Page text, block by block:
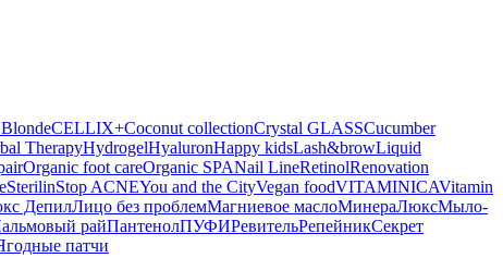
CELLIX+Coconut collectionCrystal GLASSCucumber
TherapyHydrogelHyaluronHappy kidsLash&browLiquid
Organic foot careOrganic SPANail LineRetinolRenovation
SterilinStop ACNEYou and the CityVegan foodVITAMINICAVitamin
ДепилЛицо без проблемМагниевое маслоМинераЛюксМыло-
райПантенолПУФИРевительРепейникСекрет
патчи